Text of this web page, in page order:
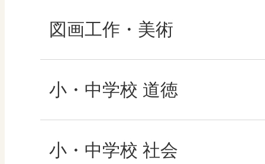
教育情報
MOVE
ABCシリーズ
図画工作・美術
形 forme
十人虹色 ～「違う」
小・中学校 道徳
どうとくのひろば
小・中学校 社会